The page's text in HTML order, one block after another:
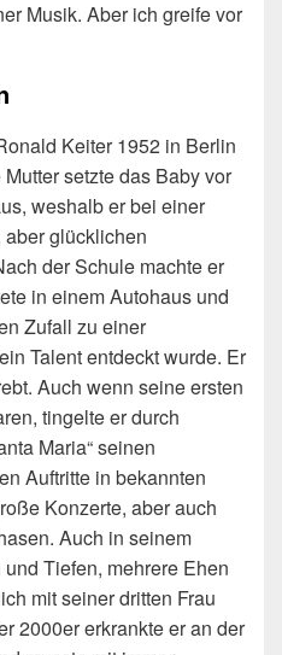
Musik. Aber ich greife vor
Keiter 1952 in Berlin
setzte das Baby vor
weshalb er bei einer
glücklichen
der Schule machte er
in einem Autohaus und
Zufall zu einer
Talent entdeckt wurde. Er
Auch wenn seine ersten
tingelte er durch
Maria“ seinen
Auftritte in bekannten
Konzerte, aber auch
Auch in seinem
Tiefen, mehrere Ehen
mit seiner dritten Frau
2000er erkrankte er an der